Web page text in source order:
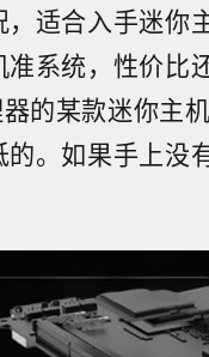
适合入手迷你
系统，性价比
的某款迷你主
。如果手上没